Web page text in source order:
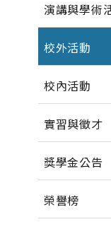
演講與學術
校外活動
校內活動
實習與徵才
獎學金公告
榮譽榜